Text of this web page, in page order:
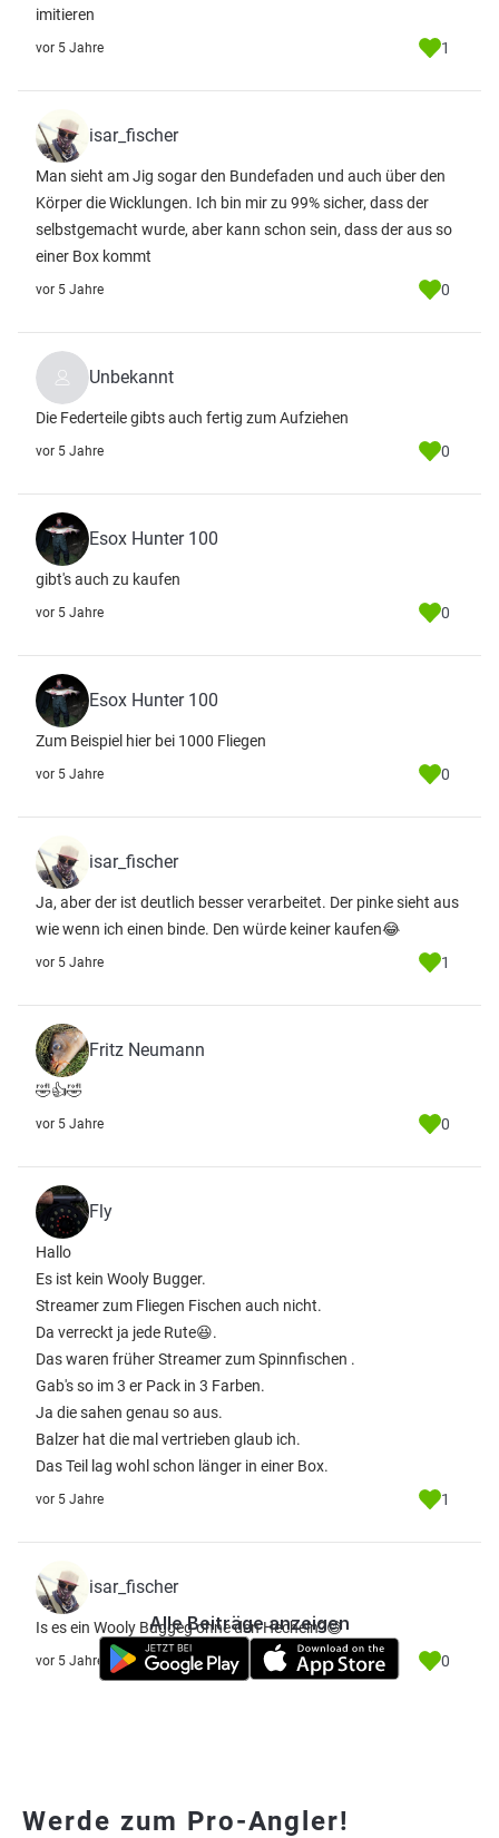
imitieren
vor 5 Jahre 1
isar_fischer
Man sieht am Jig sogar den Bundefaden und auch über den
Körper die Wicklungen. Ich bin mir zu 99% sicher, dass der
selbstgemacht wurde, aber kann schon sein, dass der aus so
einer Box kommt
vor 5 Jahre 0
Unbekannt
Die Federteile gibts auch fertig zum Aufziehen
vor 5 Jahre 0
Esox Hunter 100
gibt's auch zu kaufen
vor 5 Jahre 0
Esox Hunter 100
Zum Beispiel hier bei 1000 Fliegen
vor 5 Jahre 0
isar_fischer
Ja, aber der ist deutlich besser verarbeitet. Der pinke sieht aus
wie wenn ich einen binde. Den würde keiner kaufen😂
vor 5 Jahre 1
Fritz Neumann
🤣👍🤣
vor 5 Jahre 0
Fly
Hallo
Es ist kein Wooly Bugger.
Streamer zum Fliegen Fischen auch nicht.
Da verreckt ja jede Rute😆.
Das waren früher Streamer zum Spinnfischen .
Gab's so im 3 er Pack in 3 Farben.
Ja die sahen genau so aus.
Balzer hat die mal vertrieben glaub ich.
Das Teil lag wohl schon länger in einer Box.
vor 5 Jahre 1
isar_fischer
Is es ein Wooly Buggeg ohne den Hecheln?😅
vor 5 Jahre 0
Alle Beiträge anzeigen
Werde zum Pro-Angler!